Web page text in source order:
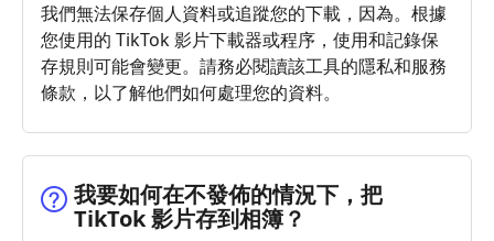
我們無法保存個人資料或追蹤您的下載，因為。根據
您使用的 TikTok 影片下載器或程序，使用和記錄保
存規則可能會變更。請務必閱讀該工具的隱私和服務
條款，以了解他們如何處理您的資料。
我要如何在不發佈的情況下，把
TikTok 影片存到相簿？